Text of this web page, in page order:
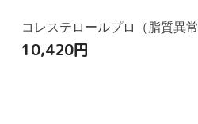
コレステロールプロ（脂質異
10,420円